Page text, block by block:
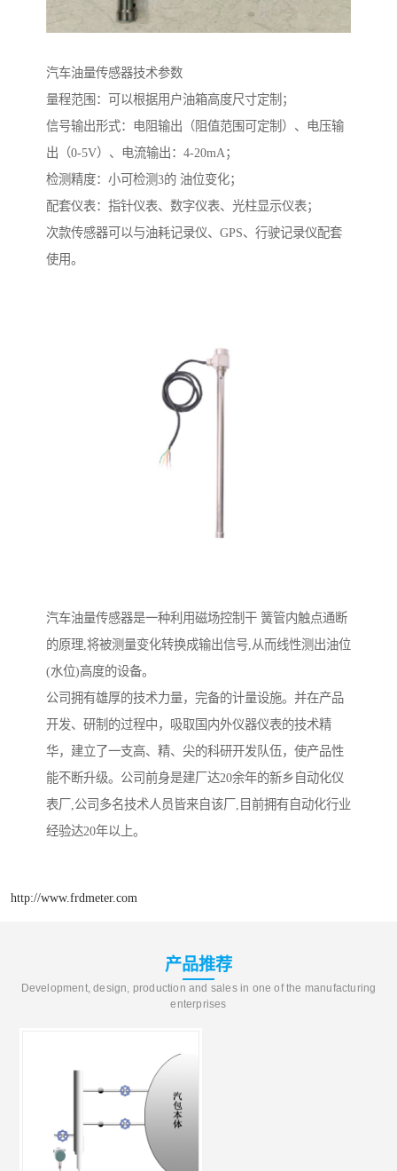
汽车油量传感器技术参数
量程范围：可以根据用户油箱高度尺寸定制；
信号输出形式：电阻输出（阻值范围可定制）、电压输
出（0-5V）、电流输出：4-20mA；
检测精度：小可检测3的 油位变化；
配套仪表：指针仪表、数字仪表、光柱显示仪表；
次款传感器可以与油耗记录仪、GPS、行驶记录仪配套
使用。
汽车油量传感器是一种利用磁场控制干 簧管内触点通断
的原理,将被测量变化转换成输出信号,从而线性测出油位
(水位)高度的设备。
公司拥有雄厚的技术力量，完备的计量设施。并在产品
开发、研制的过程中，吸取国内外仪器仪表的技术精
华，建立了一支高、精、尖的科研开发队伍，使产品性
能不断升级。公司前身是建厂达20余年的新乡自动化仪
表厂,公司多名技术人员皆来自该厂,目前拥有自动化行业
经验达20年以上。
http://www.frdmeter.com
产品推荐
Development, design, production and sales in one of the manufacturing
enterprises